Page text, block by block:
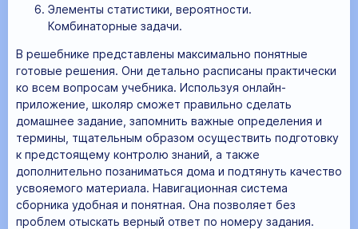
Элементы статистики, вероятности.
Комбинаторные задачи.
В решебнике представлены максимально понятные
готовые решения. Они детально расписаны практически
ко всем вопросам учебника. Используя онлайн-
приложение, школяр сможет правильно сделать
домашнее задание, запомнить важные определения и
термины, тщательным образом осуществить подготовку
к предстоящему контролю знаний, а также
дополнительно позаниматься дома и подтянуть качество
усвояемого материала. Навигационная система
сборника удобная и понятная. Она позволяет без
проблем отыскать верный ответ по номеру задания.